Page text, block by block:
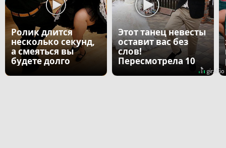
Ролик длится
несколько секунд,
а смеяться вы
будете долго
Этот танец невесты
оставит вас без
слов!
Пересмотрела 10